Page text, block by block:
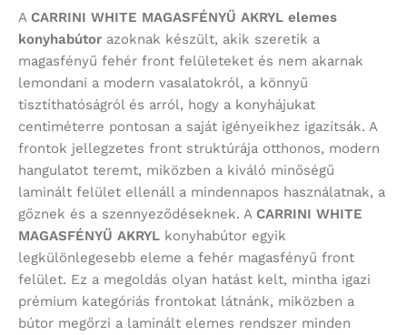
A CARRINI WHITE MAGASFÉNYŰ AKRYL elemes
konyhabútor azoknak készült, akik szeretik a
magasfényű fehér front felületeket és nem akarnak
lemondani a modern vasalatokról, a könnyű
tisztíthatóságról és arról, hogy a konyhájukat
centiméterre pontosan a saját igényeikhez igazítsák. A
frontok jellegzetes front struktúrája otthonos, modern
hangulatot teremt, miközben a kiváló minőségű
laminált felület ellenáll a mindennapos használatnak, a
gőznek és a szennyeződéseknek. A CARRINI WHITE
MAGASFÉNYŰ AKRYL konyhabútor egyik
legkülönlegesebb eleme a fehér magasfényű front
felület. Ez a megoldás olyan hatást kelt, mintha igazi
prémium kategóriás frontokat látnánk, miközben a
bútor megőrzi a laminált elemes rendszer minden